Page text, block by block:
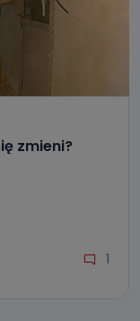
zmieni?
1